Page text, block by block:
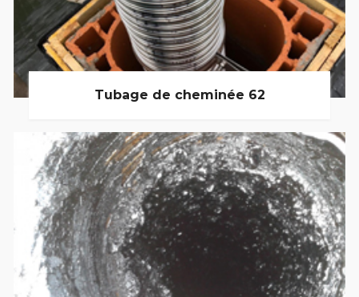
Tubage de cheminée 62